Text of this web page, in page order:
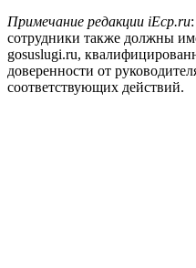
Примечание редакции iEcp.ru
сотрудники также должны
gosuslugi.ru,
доверенности от
соответствующих действий.